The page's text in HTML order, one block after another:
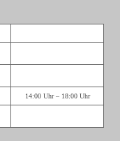
14:00 Uhr – 18:00 Uhr